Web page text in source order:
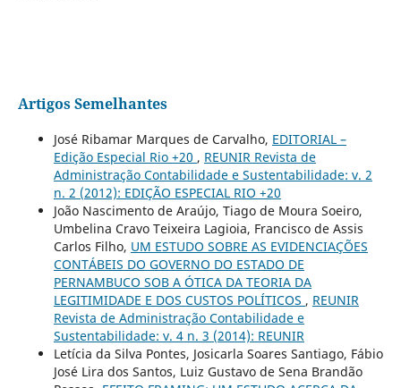
Artigos Semelhantes
José Ribamar Marques de Carvalho, EDITORIAL –
Edição Especial Rio +20 , REUNIR Revista de
Administração Contabilidade e Sustentabilidade: v. 2
n. 2 (2012): EDIÇÃO ESPECIAL RIO +20
João Nascimento de Araújo, Tiago de Moura Soeiro,
Umbelina Cravo Teixeira Lagioia, Francisco de Assis
Carlos Filho, UM ESTUDO SOBRE AS EVIDENCIAÇÕES
CONTÁBEIS DO GOVERNO DO ESTADO DE
PERNAMBUCO SOB A ÓTICA DA TEORIA DA
LEGITIMIDADE E DOS CUSTOS POLÍTICOS , REUNIR
Revista de Administração Contabilidade e
Sustentabilidade: v. 4 n. 3 (2014): REUNIR
Letícia da Silva Pontes, Josicarla Soares Santiago, Fábio
José Lira dos Santos, Luiz Gustavo de Sena Brandão